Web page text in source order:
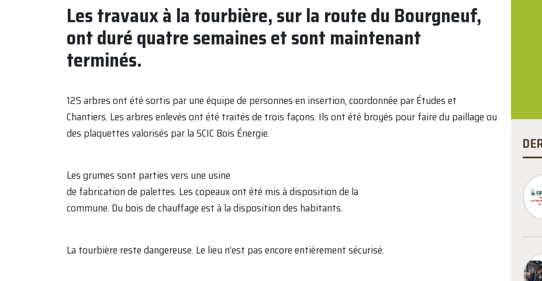
Les travaux à la tourbière, sur la route du Bourgneuf,
ont duré quatre semaines et sont maintenant
terminés.
125 arbres ont été sortis par une équipe de personnes en insertion, coordonnée par Études et
Chantiers. Les arbres enlevés ont été traités de trois façons. Ils ont été broyés pour faire du paillage ou
des plaquettes valorisés par la SCIC Bois Énergie.
Les grumes sont parties vers une usine
de fabrication de palettes. Les copeaux ont été mis à disposition de la
commune. Du bois de chauffage est à la disposition des habitants.
La tourbière reste dangereuse. Le lieu n’est pas encore entièrement sécurisé.